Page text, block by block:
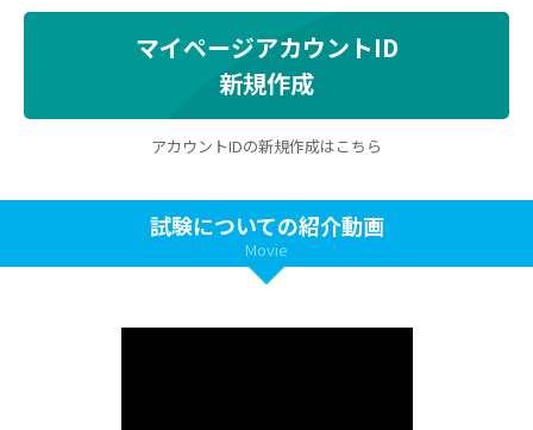
マイページアカウントID
新規作成
アカウントIDの新規作成はこちら
試験についての紹介動画
Movie